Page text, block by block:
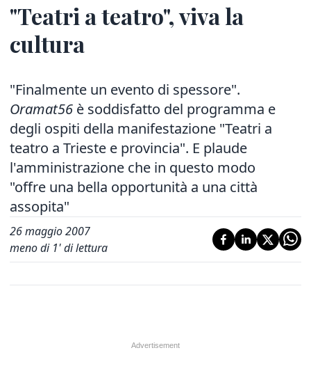
"Teatri a teatro", viva la
cultura
"Finalmente un evento di spessore".
Oramat56 è soddisfatto del programma e
degli ospiti della manifestazione "Teatri a
teatro a Trieste e provincia". E plaude
l'amministrazione che in questo modo
"offre una bella opportunità a una città
assopita"
26 maggio 2007
meno di 1' di lettura